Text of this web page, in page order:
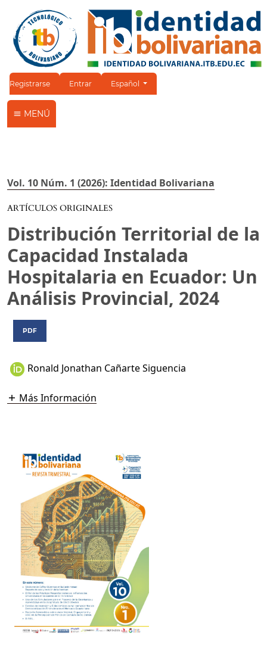
Registrarse Entrar Cambiar el idioma. El idioma actual es:
Español
MENÚ
Vol. 10 Núm. 1 (2026): Identidad Bolivariana
ARTÍCULOS ORIGINALES
Distribución Territorial de la
Capacidad Instalada
Hospitalaria en Ecuador: Un
Análisis Provincial, 2024
PDF
Ronald Jonathan Cañarte Siguencia
Más Información